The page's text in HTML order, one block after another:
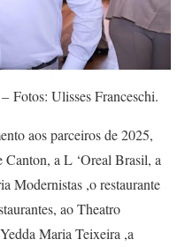
Fotos: Ulisses Franceschi.
aos parceiros de 2025,
a L ‘Oreal Brasil, a
Modernistas ,o restaurante
ao Theatro
Maria Teixeira ,a